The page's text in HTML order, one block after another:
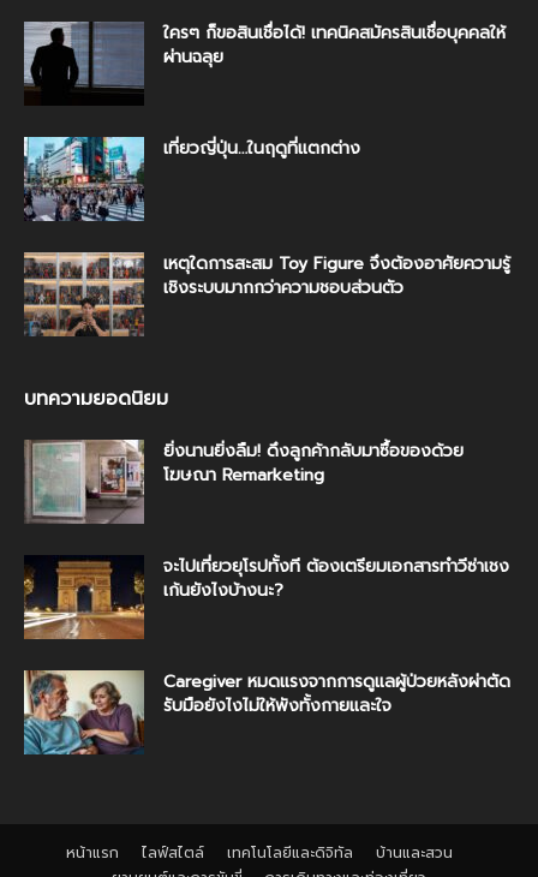
ใครๆ ก็ขอสินเชื่อได้! เทคนิคสมัครสินเชื่อบุคคลให้
ผ่านฉลุย
เที่ยวญี่ปุ่น…ในฤดูที่แตกต่าง
เหตุใดการสะสม Toy Figure จึงต้องอาศัยความรู้
เชิงระบบมากกว่าความชอบส่วนตัว
บทความยอดนิยม
ยิ่งนานยิ่งลืม! ดึงลูกค้ากลับมาซื้อของด้วย
โฆษณา Remarketing
จะไปเที่ยวยุโรปทั้งที ต้องเตรียมเอกสารทำวีซ่าเชง
เก้นยังไงบ้างนะ?
Caregiver หมดแรงจากการดูแลผู้ป่วยหลังผ่าตัด
รับมือยังไงไม่ให้พังทั้งกายและใจ
หน้าแรก ไลฟ์สไตล์ เทคโนโลยีและดิจิทัล
บ้านและสวน